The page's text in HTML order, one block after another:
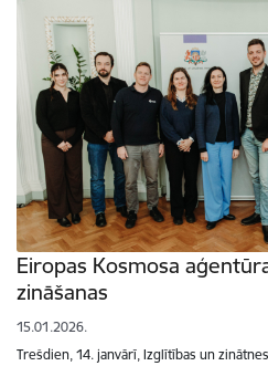
Eiropas Kosmosa
zināšanas
15.01.2026.
Trešdien, 14. janvārī, Izglītības un